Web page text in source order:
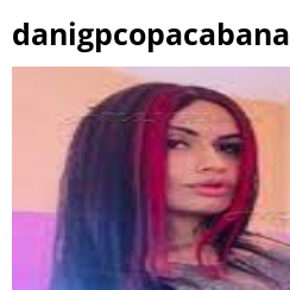
danigpcopacabana